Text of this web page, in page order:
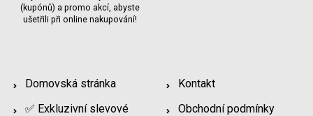
(kupónů) a promo akcí, abyste
ušetřili při online nakupování!
Domovská stránka
✅ Exkluzivní slevové
Kontakt
Obchodní podmínky